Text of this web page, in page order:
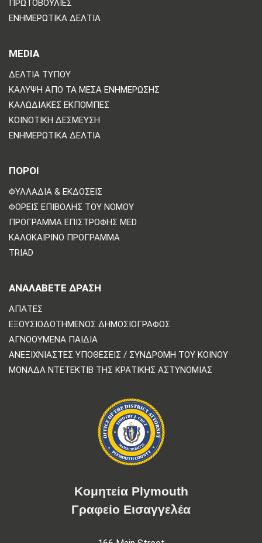
ΠΡΩΤΟΒΟΥΛΊΕΣ
ΕΝΗΜΕΡΩΤΙΚΆ ΔΕΛΤΊΑ
MEDIA
ΔΕΛΤΊΑ ΤΎΠΟΥ
ΚΆΛΥΨΗ ΑΠΌ ΤΑ ΜΈΣΑ ΕΝΗΜΈΡΩΣΗΣ
ΚΑΛΩΔΙΑΚΈΣ ΕΚΠΟΜΠΈΣ
ΚΟΙΝΟΤΙΚΉ ΔΈΣΜΕΥΣΗ
ΕΝΗΜΕΡΩΤΙΚΆ ΔΕΛΤΊΑ
ΠΟΡΟΙ
ΦΥΛΛΆΔΙΑ & ΕΚΔΌΣΕΙΣ
ΦΟΡΕΊΣ ΕΠΙΒΟΛΉΣ ΤΟΥ ΝΌΜΟΥ
ΠΡΌΓΡΑΜΜΑ ΕΠΙΣΤΡΟΦΉΣ MED
ΚΑΛΟΚΑΙΡΙΝΌ ΠΡΌΓΡΑΜΜΑ
TRIAD
ΑΝΑΛΆΒΕΤΕ ΔΡΆΣΗ
ΑΠΆΤΕΣ
ΕΞΟΥΣΙΟΔΟΤΗΜΈΝΟΣ ΔΗΜΟΣΙΟΓΡΆΦΟΣ
ΑΓΝΟΟΎΜΕΝΑ ΠΑΙΔΙΆ
ΑΝΕΞΙΧΝΊΑΣΤΕΣ ΥΠΟΘΈΣΕΙΣ / ΣΥΝΔΡΟΜΉ ΤΟΥ ΚΟΙΝΟΎ
ΜΟΝΆΔΑ ΝΤΕΤΈΚΤΙΒ ΤΗΣ ΚΡΑΤΙΚΉΣ ΑΣΤΥΝΟΜΊΑΣ
Κομητεία Plymouth
Γραφείο Εισαγγελέα